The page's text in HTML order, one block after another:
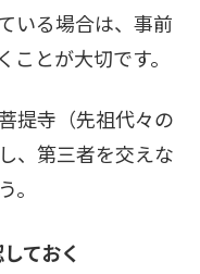
いる場合は、事前
とが大切です。
提寺（先祖代々の
、第三者を交えな
。
ておく